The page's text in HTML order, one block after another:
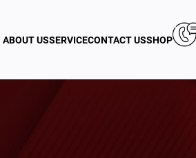
ABOUT USSERVICECONTACT USSHOP